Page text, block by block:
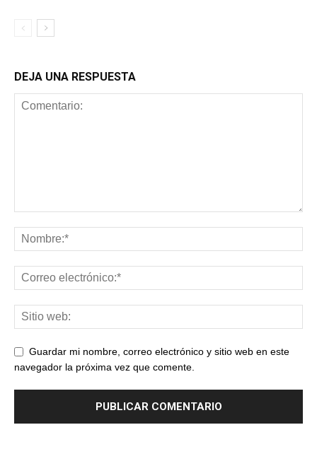
DEJA UNA RESPUESTA
Guardar mi nombre, correo electrónico y sitio web en este
navegador la próxima vez que comente.